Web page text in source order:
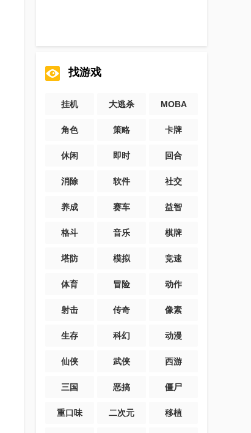
找游戏
挂机 大逃杀 MOBA
角色 策略 卡牌
休闲 即时 回合
消除 软件 社交
养成 赛车 益智
格斗 音乐 棋牌
塔防 模拟 竞速
体育 冒险 动作
射击 传奇 像素
生存 科幻 动漫
仙侠 武侠 西游
三国 恶搞 僵尸
重口味 二次元 移植